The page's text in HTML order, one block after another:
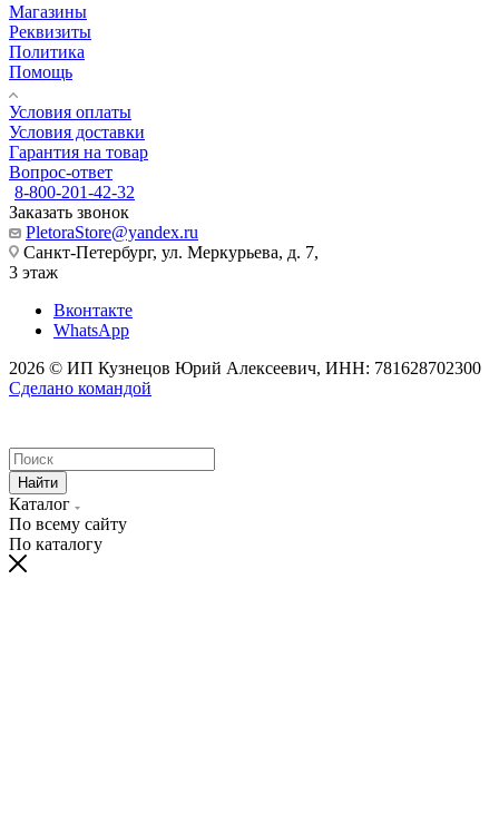
Магазины
Реквизиты
Политика
Помощь
Условия оплаты
Условия доставки
Гарантия на товар
Вопрос-ответ
8-800-201-42-32
Заказать звонок
PletoraStore@yandex.ru
Санкт-Петербург, ул. Меркурьева, д. 7,
3 этаж
Вконтакте
WhatsApp
2026 © ИП Кузнецов Юрий Алексеевич, ИНН: 781628702300
Сделано командой
Найти
Каталог
По всему сайту
По каталогу